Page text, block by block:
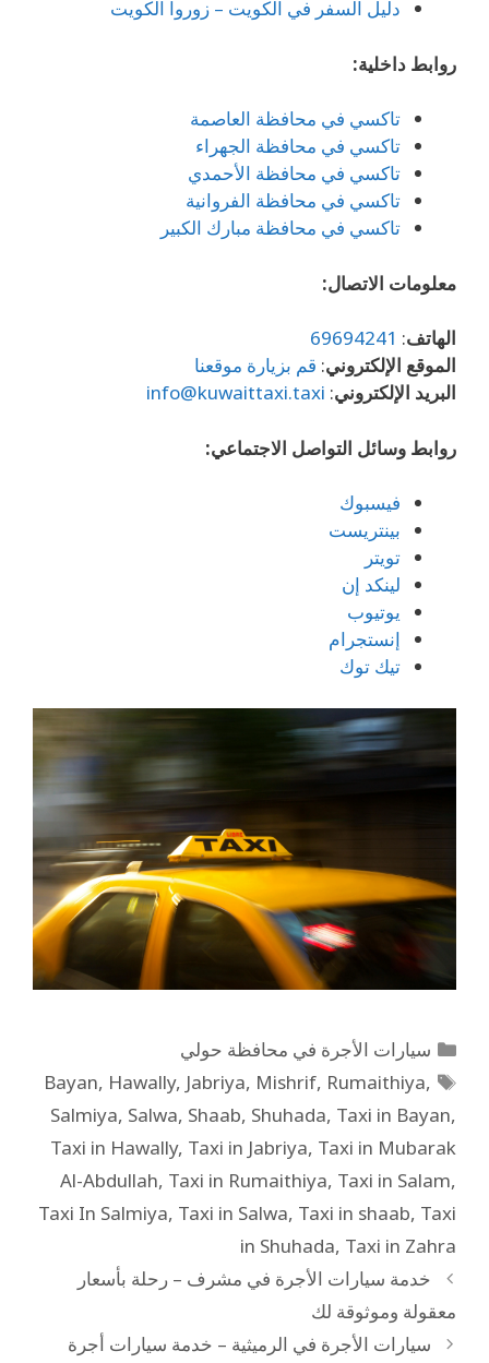
دليل السفر في الكويت – زوروا الكويت
روابط داخلية:
تاكسي في محافظة العاصمة
تاكسي في محافظة الجهراء
تاكسي في محافظة الأحمدي
تاكسي في محافظة الفروانية
تاكسي في محافظة مبارك الكبير
معلومات الاتصال:
الهاتف:
69694241
الموقع الإلكتروني: قم بزيارة موقعنا
البريد الإلكتروني:
info@kuwaittaxi.taxi
روابط وسائل التواصل الاجتماعي:
فيسبوك
بينتريست
تويتر
لينكد إن
يوتيوب
إنستجرام
تيك توك
سيارات الأجرة في محافظة حولي
Bayan, Hawally, Jabriya, Mishrif, Rumaithiya,
Salmiya, Salwa, Shaab, Shuhada, Taxi in Bayan,
Taxi in Hawally, Taxi in Jabriya, Taxi in Mubarak
Al-Abdullah, Taxi in Rumaithiya, Taxi in Salam,
Taxi In Salmiya, Taxi in Salwa, Taxi in shaab, Taxi
in Shuhada, Taxi in Zahra
خدمة سيارات الأجرة في مشرف – رحلة بأسعار
معقولة وموثوقة لك
سيارات الأجرة في الرميثية – خدمة سيارات أجرة